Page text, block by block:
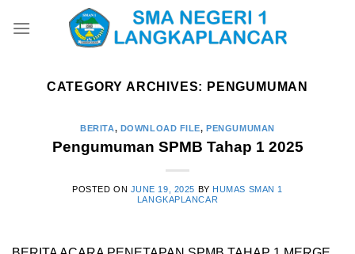
CATEGORY ARCHIVES: PENGUMUMAN
BERITA, DOWNLOAD FILE,PENGUMUMAN
Pengumuman SPMB Tahap 1 2025
POSTED ON JUNE 19, 2025 BY HUMAS SMAN 1
LANGKAPLANCAR